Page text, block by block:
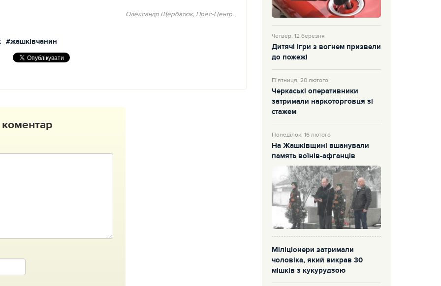
Олександр Щербатюк, Прес-Центр.
#жашківчанин
Четвер, 12 березня
Дитячі ігри з вогнем призвели
до пожежі
П’ятниця, 20 лютого
Черкаські оперативники
затримали наркоторговця зі
стажем
Понеділок, 16 лютого
На Жашківщині вшанували
память воїнів-афганців
Міліціонери затримали
чоловіка, який викрав 30
мішків з кукурудзою